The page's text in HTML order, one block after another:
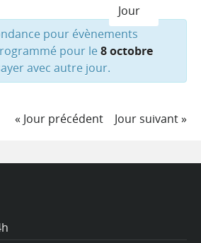
Jour
pour évènements
pour le8 octobre
avec autre jour.
« Jour précédent Jour suivant»